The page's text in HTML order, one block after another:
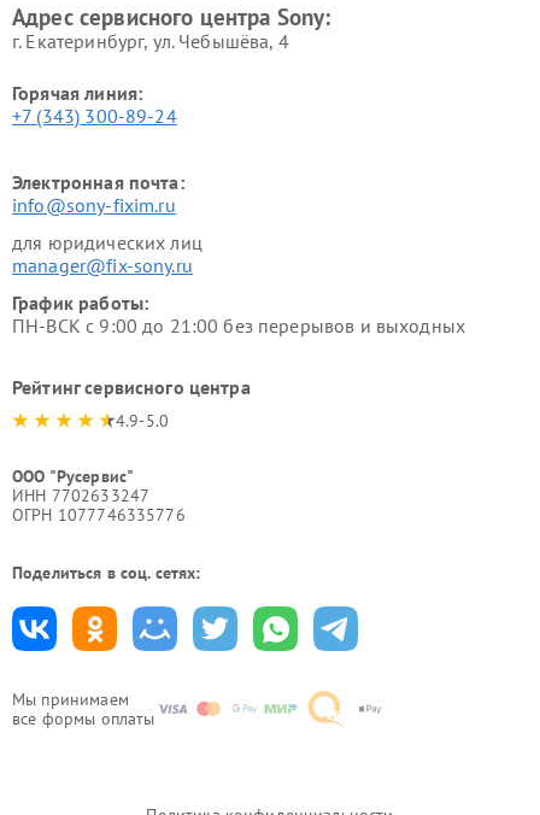
Мы принимаем
все формы оплаты
Адрес сервисного центра Sony:
г. Екатеринбург, ул. Чебышёва, 4
Горячая линия:
+7 (343) 300-89-24
Электронная почта:
info@sony-fixim.ru
для юридических лиц
manager@fix-sony.ru
График работы:
ПН-ВСК с 9:00 до 21:00 без перерывов и выходных
Рейтинг сервисного центра
4.9-5.0
ООО "Русервис"
ИНН 7702633247
ОГРН 1077746335776
Поделиться в соц. сетях: